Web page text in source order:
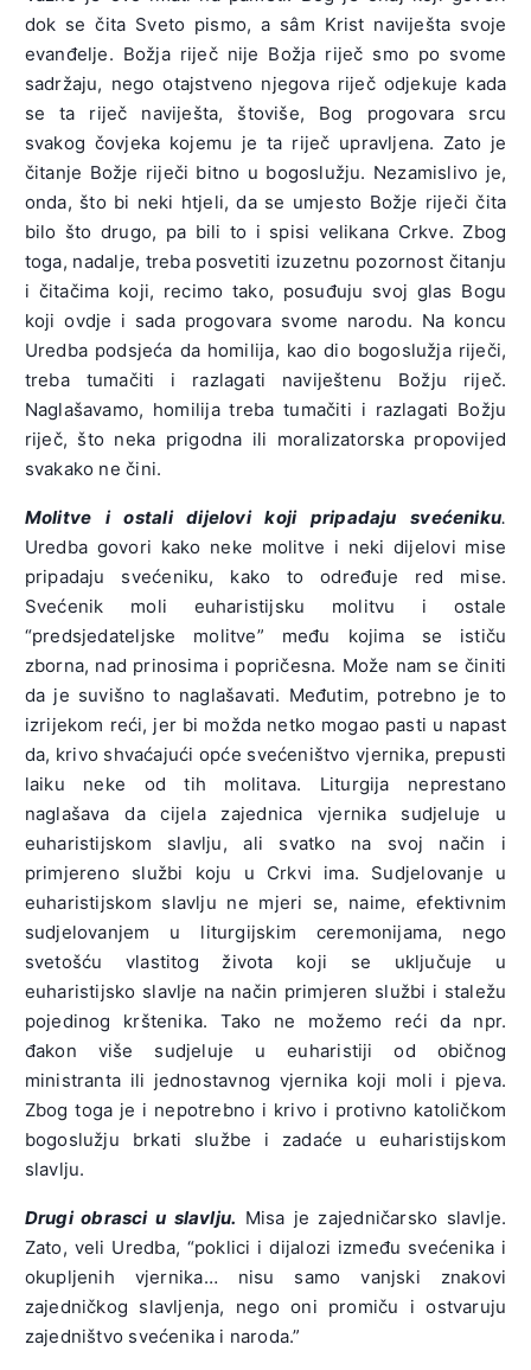
dok se čita Sveto pismo, a sâm Krist naviješta svoje
evanđelje. Božja riječ nije Božja riječ smo po svome
sadržaju, nego otajstveno njegova riječ odjekuje kada
se ta riječ naviješta, štoviše, Bog progovara srcu
svakog čovjeka kojemu je ta riječ upravljena. Zato je
čitanje Božje riječi bitno u bogoslužju. Nezamislivo je,
onda, što bi neki htjeli, da se umjesto Božje riječi čita
bilo što drugo, pa bili to i spisi velikana Crkve. Zbog
toga, nadalje, treba posvetiti izuzetnu pozornost čitanju
i čitačima koji, recimo tako, posuđuju svoj glas Bogu
koji ovdje i sada progovara svome narodu. Na koncu
Uredba podsjeća da homilija, kao dio bogoslužja riječi,
treba tumačiti i razlagati naviještenu Božju riječ.
Naglašavamo, homilija treba tumačiti i razlagati Božju
riječ, što neka prigodna ili moralizatorska propovijed
svakako ne čini.
Molitve i ostali dijelovi koji pripadaju svećeniku.
Uredba govori kako neke molitve i neki dijelovi mise
pripadaju svećeniku, kako to određuje red mise.
Svećenik moli euharistijsku molitvu i ostale
“predsjedateljske molitve” među kojima se ističu
zborna, nad prinosima i popričesna. Može nam se činiti
da je suvišno to naglašavati. Međutim, potrebno je to
izrijekom reći, jer bi možda netko mogao pasti u napast
da, krivo shvaćajući opće svećeništvo vjernika, prepusti
laiku neke od tih molitava. Liturgija neprestano
naglašava da cijela zajednica vjernika sudjeluje u
euharistijskom slavlju, ali svatko na svoj način i
primjereno službi koju u Crkvi ima. Sudjelovanje u
euharistijskom slavlju ne mjeri se, naime, efektivnim
sudjelovanjem u liturgijskim ceremonijama, nego
svetošću vlastitog života koji se uključuje u
euharistijsko slavlje na način primjeren službi i staležu
pojedinog krštenika. Tako ne možemo reći da npr.
đakon više sudjeluje u euharistiji od običnog
ministranta ili jednostavnog vjernika koji moli i pjeva.
Zbog toga je i nepotrebno i krivo i protivno katoličkom
bogoslužju brkati službe i zadaće u euharistijskom
slavlju.
Drugi obrasci u slavlju. Misa je zajedničarsko slavlje.
Zato, veli Uredba, “poklici i dijalozi između svećenika i
okupljenih vjernika… nisu samo vanjski znakovi
zajedničkog slavljenja, nego oni promiču i ostvaruju
zajedništvo svećenika i naroda.”